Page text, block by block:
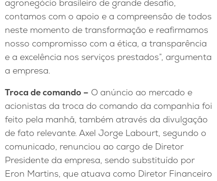
agronegócio brasileiro de grande desafio,
contamos com o apoio e a compreensão de todos
neste momento de transformação e reafirmamos
nosso compromisso com a ética, a transparência
e a excelência nos serviços prestados”, argumenta
a empresa.
Troca de comando – O anúncio ao mercado e
acionistas da troca do comando da companhia foi
feito pela manhã, também através da divulgação
de fato relevante. Axel Jorge Labourt, segundo o
comunicado, renunciou ao cargo de Diretor
Presidente da empresa, sendo substituído por
Eron Martins, que atuava como Diretor Financeiro